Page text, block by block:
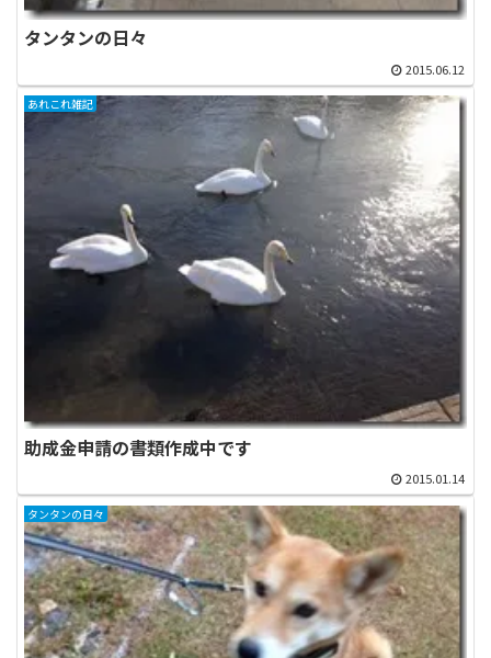
タンタンの日々
2015.06.12
あれこれ雑記
助成金申請の書類作成中です
2015.01.14
タンタンの日々